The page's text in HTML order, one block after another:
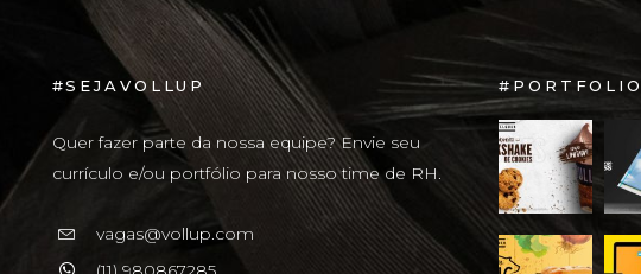
#SEJAVOLLUP
Quer fazer parte da nossa equipe? Envie seu
currículo e/ou portfólio para nosso time de RH.
vagas@vollup.com
#PORTFOLIO